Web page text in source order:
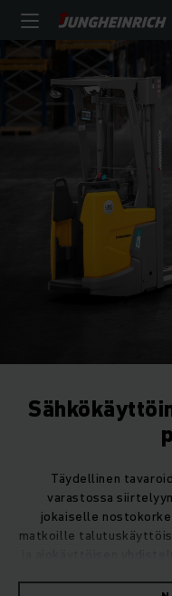
Täydellinen
varastossa
jokaiselle
matkoille